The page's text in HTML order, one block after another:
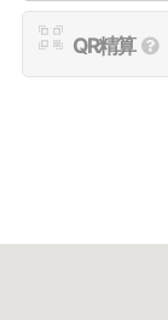
QR精算